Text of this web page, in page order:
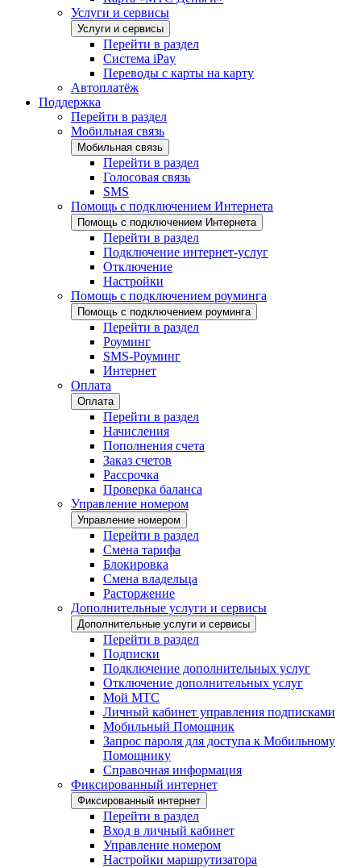
Услуги и сервисы
Услуги и сервисы
Перейти в раздел
Система iPay
Переводы с карты на карту
Автоплатёж
Поддержка
Перейти в раздел
Мобильная связь
Мобильная связь
Перейти в раздел
Голосовая связь
SMS
Помощь с подключением Интернета
Помощь с подключением Интернета
Перейти в раздел
Подключение интернет-услуг
Отключение
Настройки
Помощь с подключением роуминга
Помощь с подключением роуминга
Перейти в раздел
Роуминг
SMS-Роуминг
Интернет
Оплата
Оплата
Перейти в раздел
Начисления
Пополнения счета
Заказ счетов
Рассрочка
Проверка баланса
Управление номером
Управление номером
Перейти в раздел
Смена тарифа
Блокировка
Смена владельца
Расторжение
Дополнительные услуги и сервисы
Дополнительные услуги и сервисы
Перейти в раздел
Подписки
Подключение дополнительных услуг
Отключение дополнительных услуг
Мой МТС
Личный кабинет управления подписками
Мобильный Помощник
Запрос пароля для доступа к Мобильному
Помощнику
Справочная информация
Фиксированный интернет
Фиксированный интернет
Перейти в раздел
Вход в личный кабинет
Управление номером
Настройки маршрутизатора